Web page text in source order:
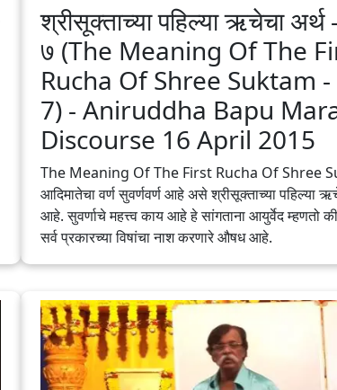
श्रीसूक्ताच्या पहिल्या ऋचेचा अर्थ
७ (The Meaning Of The
Rucha Of Shree Suktam
7) - Aniruddha Bapu‬
Discourse 16 April 2015
The Meaning Of The First Rucha Of Shree
आदिमातेचा वर्ण सुवर्णवर्ण आहे असे श्रीसूक्ताच्या पहिल्या
आहे. सुवर्णाचे महत्त्व काय आहे हे सांगताना आयुर्वेद म्हणतो
सर्व प्रकारच्या विषांचा नाश करणारे औषध आहे.